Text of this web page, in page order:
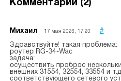
Комментарии (2)
Михаил 17 мая 2026, 17:20 #
Здравствуйте! такая проблема:
роутер RG-34-Wac
задача:
осуществить проброс
внешних 31554, 32554, 33554 и
соответствующего сетевого